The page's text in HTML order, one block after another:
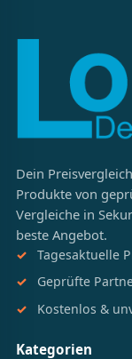
Dein
Produkte von
Vergleiche in
beste Angebot.
Tagesaktuelle
Geprüfte
Kostenlos &
Kategorien